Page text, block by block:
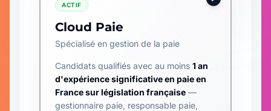
ACTIF
Cloud Paie
Spécialisé en gestion de la paie
Candidats qualifiés avec au moins 1 an
d'expérience significative en paie en
France sur législation française —
gestionnaire paie, responsable paie,